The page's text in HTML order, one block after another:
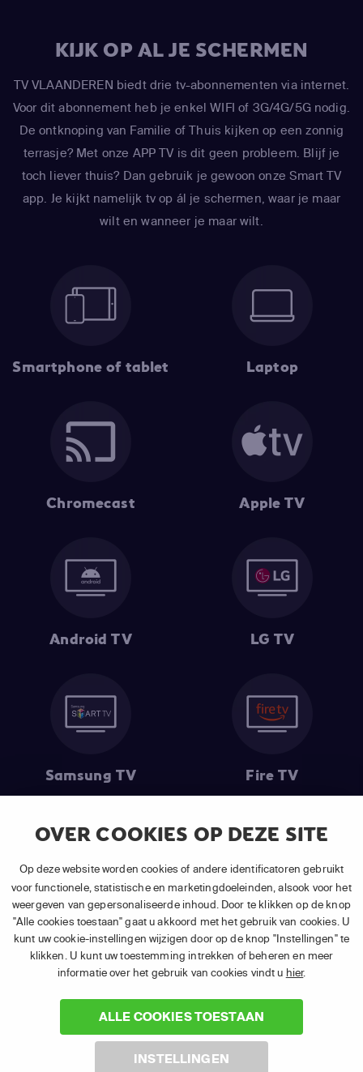
OVER COOKIES OP DEZE SITE
Op deze website worden cookies of andere identificatoren gebruikt
voor functionele, statistische en marketingdoeleinden, alsook voor het
weergeven van gepersonaliseerde inhoud. Door te klikken op de knop
"Alle cookies toestaan" gaat u akkoord met het gebruik van cookies. U
kunt uw cookie-instellingen wijzigen door op de knop "Instellingen" te
klikken. U kunt uw toestemming intrekken of beheren en meer
informatie over het gebruik van cookies vindt u hier.
ALLE COOKIES TOESTAAN
INSTELLINGEN
KIJK OP AL JE SCHERMEN
TV VLAANDEREN biedt drie tv-abonnementen via internet.
Voor dit abonnement heb je enkel WIFI of 3G/4G/5G nodig.
De ontknoping van Familie of Thuis kijken op een zonnig
terrasje? Met onze APP TV is dit geen probleem. Blijf je
toch liever thuis? Dan gebruik je gewoon onze Smart TV
app. Je kijkt namelijk tv op ál je schermen, waar je maar
wilt en wanneer je maar wilt.
Smartphone of tablet Laptop
Chromecast Apple TV
Android TV LG TV
Samsung TV Fire TV
(1) De eerste 30 dagen gratis: Geldig op alle nieuwe abonnementen
van APP TV Light, Basic of Plus.
(2) Prijs abonnement : Incl. BTW.
(3) Restart & Replayis beschikbaar voorvolgende zendersafhankelijk
van je gekozen pakket.
2026 Canal+ Luxembourg S. à r.l. - Alle rechten voorbehouden. TV
VLAANDEREN® is een merk gebruikt onder licentie door Canal+